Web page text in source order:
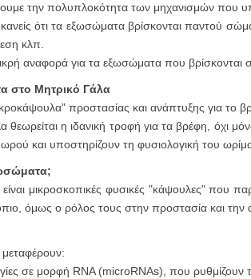
την πολυπλοκότητα των μηχανισμών που
κανείς ότι τα εξωσώματα βρίσκονται παντού
κλπ.
αναφορά για τα εξωσώματα που βρίσκονται
στο Μητρικό Γάλα
προστασίας και ανάπτυξης για το
θεωρείται η ιδανική τροφή για τα βρέφη, όχι
και υποστηρίζουν τη φυσιολογική του
μικροσκοπικές φυσικές "κάψουλες" που
όμως ο ρόλος τους στην προστασία και την
σε μορφή RNA (microRNAs), που ρυθμίζουν